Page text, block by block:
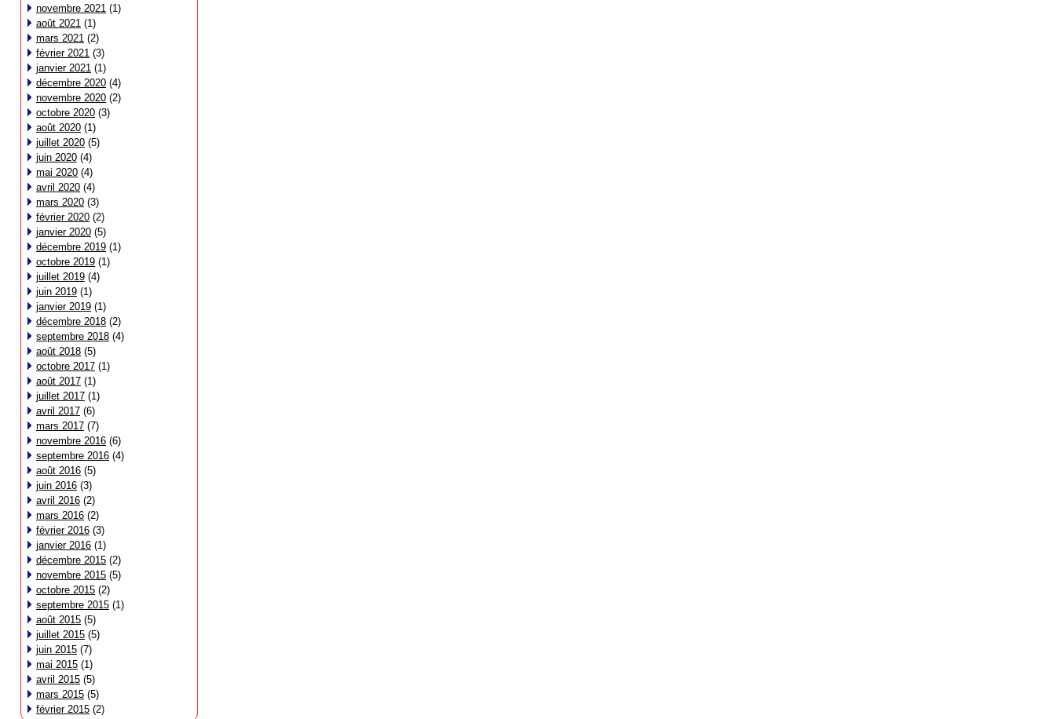
novembre 2021 (1)
août 2021 (1)
mars 2021 (2)
février 2021 (3)
janvier 2021 (1)
décembre 2020 (4)
novembre 2020 (2)
octobre 2020 (3)
août 2020 (1)
juillet 2020 (5)
juin 2020 (4)
mai 2020 (4)
avril 2020 (4)
mars 2020 (3)
février 2020 (2)
janvier 2020 (5)
décembre 2019 (1)
octobre 2019 (1)
juillet 2019 (4)
juin 2019 (1)
janvier 2019 (1)
décembre 2018 (2)
septembre 2018 (4)
août 2018 (5)
octobre 2017 (1)
août 2017 (1)
juillet 2017 (1)
avril 2017 (6)
mars 2017 (7)
novembre 2016 (6)
septembre 2016 (4)
août 2016 (5)
juin 2016 (3)
avril 2016 (2)
mars 2016 (2)
février 2016 (3)
janvier 2016 (1)
décembre 2015 (2)
novembre 2015 (5)
octobre 2015 (2)
septembre 2015 (1)
août 2015 (5)
juillet 2015 (5)
juin 2015 (7)
mai 2015 (1)
avril 2015 (5)
mars 2015 (5)
février 2015 (2)